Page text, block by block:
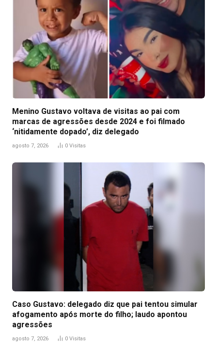
Menino Gustavo voltava de visitas ao pai com
marcas de agressões desde 2024 e foi filmado
‘nitidamente dopado’, diz delegado
agosto 7, 2026 0 Visitas
Caso Gustavo: delegado diz que pai tentou simular
afogamento após morte do filho; laudo apontou
agressões
agosto 7, 2026 0 Visitas